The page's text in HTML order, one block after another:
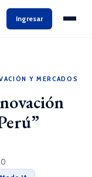
Ingresar
Y MERCADOS